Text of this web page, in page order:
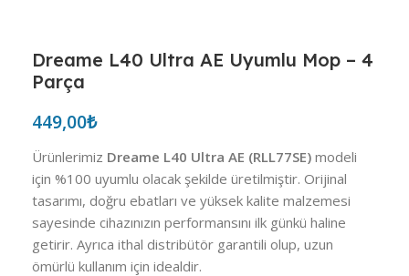
Dreame L40 Ultra AE Uyumlu Mop – 4
Parça
449,00₺
Ürünlerimiz Dreame L40 Ultra AE (RLL77SE) modeli
için %100 uyumlu olacak şekilde üretilmiştir. Orijinal
tasarımı, doğru ebatları ve yüksek kalite malzemesi
sayesinde cihazınızın performansını ilk günkü haline
getirir. Ayrıca ithal distribütör garantili olup, uzun
ömürlü kullanım için idealdir.